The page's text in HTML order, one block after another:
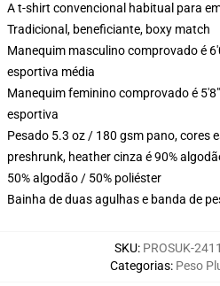
A t-shirt convencional habitual para
Tradicional, beneficiante, boxy match
Manequim masculino comprovado é
esportiva média
Manequim feminino comprovado é
esportiva
Pesado 5.3 oz / 180 gsm pano, cores
preshrunk, heather cinza é 90%
50% algodão / 50% poliéster
Bainha de duas agulhas e banda de
SKU: PROSUK-
Categorias: Peso